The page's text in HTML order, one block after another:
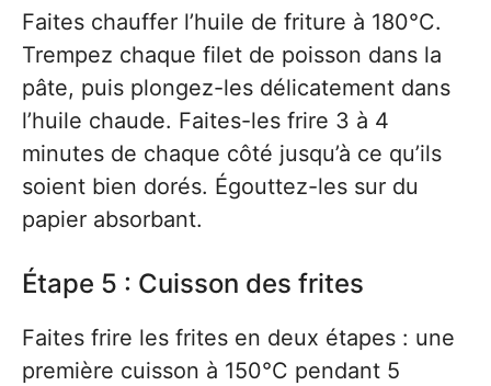
Faites chauffer l’huile de friture à 180°C.
Trempez chaque filet de poisson dans la
pâte, puis plongez-les délicatement dans
l’huile chaude. Faites-les frire 3 à 4
minutes de chaque côté jusqu’à ce qu’ils
soient bien dorés. Égouttez-les sur du
papier absorbant.
Étape 5 : Cuisson des frites
Faites frire les frites en deux étapes : une
première cuisson à 150°C pendant 5